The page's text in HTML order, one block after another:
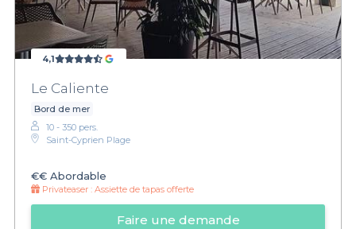
4,1
Le Caliente
Bord de mer
10 - 350 pers.
Saint-Cyprien Plage
€€ Abordable
Privateaser : Assiette de tapas offerte
Faire une demande